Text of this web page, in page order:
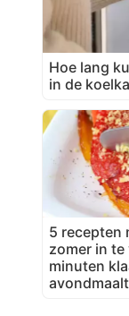
Hoe lang
in de
5 recepten
zomer in
minuten